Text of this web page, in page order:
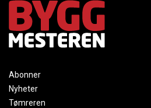
Abonner
Nyheter
Tømreren